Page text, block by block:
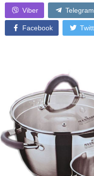
Viber Telegram
Facebook